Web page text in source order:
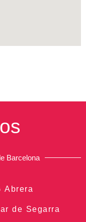
Barcelona
Abrera
de Segarra